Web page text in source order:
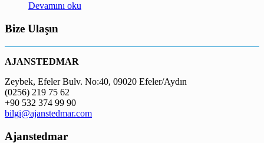
Devamını oku
Bize Ulaşın
AJANSTEDMAR
Zeybek, Efeler Bulv. No:40, 09020 Efeler/Aydın
(0256) 219 75 62
+90 532 374 99 90
bilgi@ajanstedmar.com
Ajanstedmar